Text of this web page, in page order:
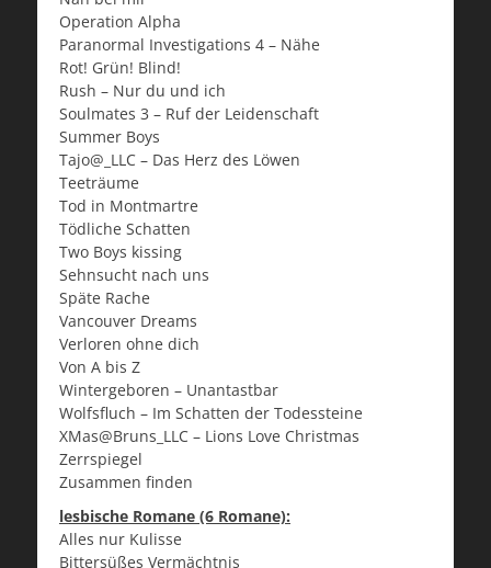
Operation Alpha
Paranormal Investigations 4 – Nähe
Rot! Grün! Blind!
Rush – Nur du und ich
Soulmates 3 – Ruf der Leidenschaft
Summer Boys
Tajo@_LLC – Das Herz des Löwen
Teeträume
Tod in Montmartre
Tödliche Schatten
Two Boys kissing
Sehnsucht nach uns
Späte Rache
Vancouver Dreams
Verloren ohne dich
Von A bis Z
Wintergeboren – Unantastbar
Wolfsfluch – Im Schatten der Todessteine
XMas@Bruns_LLC – Lions Love Christmas
Zerrspiegel
Zusammen finden
lesbische Romane (6 Romane):
Alles nur Kulisse
Bittersüßes Vermächtnis